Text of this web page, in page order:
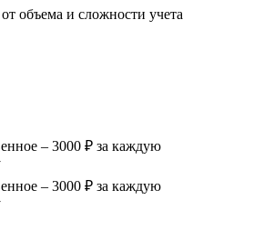
объема и сложности учета
– 3000 ₽ за каждую
– 3000 ₽ за каждую